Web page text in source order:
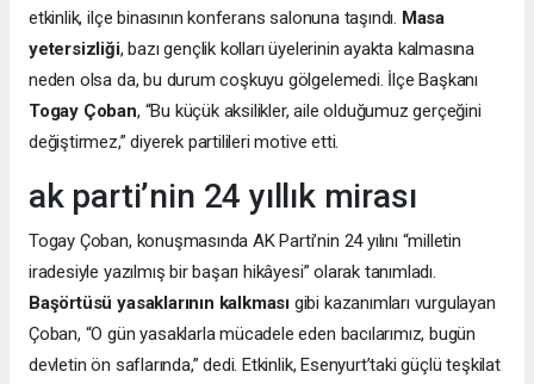
etkinlik, ilçe binasının konferans salonuna taşındı. Masa
yetersizliği, bazı gençlik kolları üyelerinin ayakta kalmasına
neden olsa da, bu durum coşkuyu gölgelemedi. İlçe Başkanı
Togay Çoban, “Bu küçük aksilikler, aile olduğumuz gerçeğini
değiştirmez,” diyerek partilileri motive etti.
ak parti’nin 24 yıllık mirası
Togay Çoban, konuşmasında AK Parti’nin 24 yılını “milletin
iradesiyle yazılmış bir başarı hikâyesi” olarak tanımladı.
Başörtüsü yasaklarının kalkması gibi kazanımları vurgulayan
Çoban, “O gün yasaklarla mücadele eden bacılarımız, bugün
devletin ön saflarında,” dedi. Etkinlik, Esenyurt’taki güçlü teşkilat